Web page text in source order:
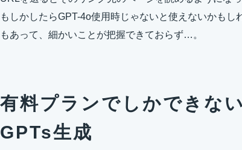
もしかしたらGPT-4o使用時じゃないと使えないかも
もあって、細かいことが把握できておらず…。
有料プランでしかできな
GPTs生成